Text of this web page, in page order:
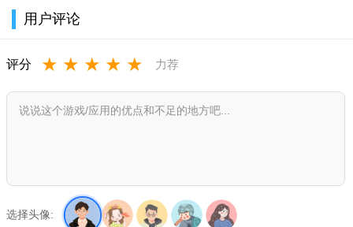
方式正在不断扩大其领土；
格斗场景相匹配；
4、新版本挑战了无限精彩的对抗氛围，创造了全新的播放方
式，开启了精彩的操作，高清图像；
用户评论
评分 ★ ★ ★ ★ ★ 力荐
选择头像: